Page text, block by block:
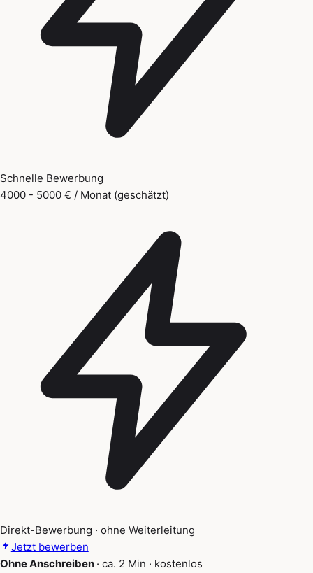
Schnelle Bewerbung
4000 - 5000 € / Monat (geschätzt)
Direkt-Bewerbung · ohne Weiterleitung
Jetzt bewerben
Ohne Anschreiben · ca. 2 Min · kostenlos